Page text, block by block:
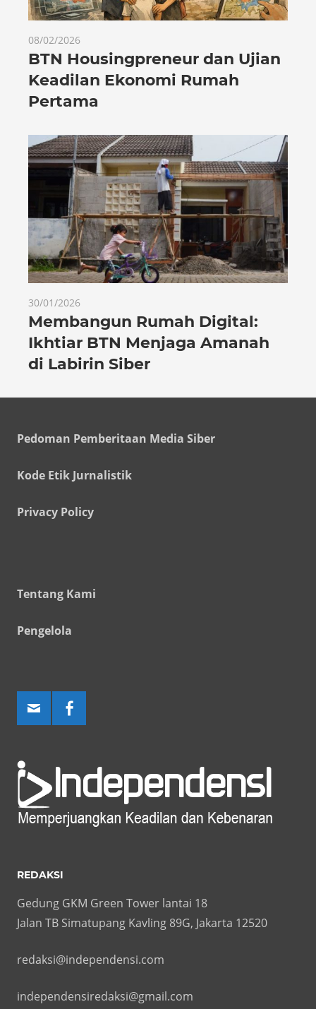
08/02/2026
BTN Housingpreneur dan Ujian
Keadilan Ekonomi Rumah
Pertama
30/01/2026
Membangun Rumah Digital:
Ikhtiar BTN Menjaga Amanah
di Labirin Siber
Pedoman Pemberitaan Media Siber
Kode Etik Jurnalistik
Privacy Policy
Tentang Kami
Pengelola
REDAKSI
Gedung GKM Green Tower lantai 18
Jalan TB Simatupang Kavling 89G, Jakarta 12520
redaksi@independensi.com
independensiredaksi@gmail.com